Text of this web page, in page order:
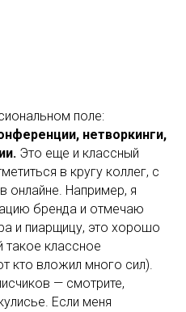
поле:
нетворкинги,
Это еще и классный
в кругу коллег, с
онлайне. Например, я
бренда и отмечаю
и пиарщицу, это хорошо
такое классное
кто вложил много сил).
— смотрите,
Если меня